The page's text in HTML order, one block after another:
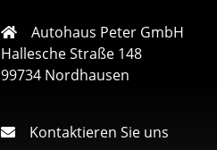
Autohaus Peter GmbH
Hallesche Straße 148
99734 Nordhausen
Kontaktieren Sie uns